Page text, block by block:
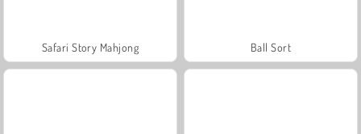
Safari Story Mahjong Ball Sort